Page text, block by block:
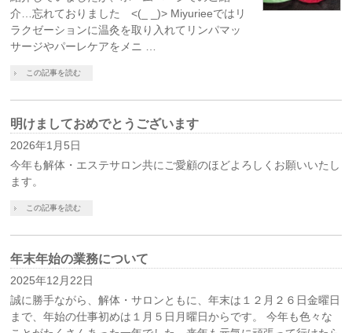
介…忘れておりました <(_ _)> Miyurieeではリ
ラクゼーションに温灸を取り入れてリンパマッ
サージやパーレケアをメニ …
この記事を読む
明けましておめでとうございます
2026年1月5日
今年も解体・エステサロン共にご愛顧のほどよろしくお願いいたし
ます。
この記事を読む
年末年始の業務について
2025年12月22日
誠に勝手ながら、解体・サロンともに、年末は１２月２６日金曜日
まで、年始の仕事初めは１月５日月曜日からです。 今年も色々な